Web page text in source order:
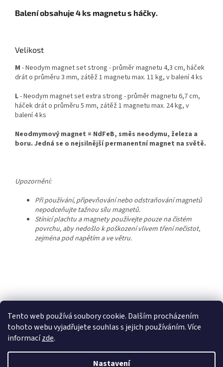
Tento web používá soubory cookie. Dalším procházením
tohoto webu vyjadřujete souhlas s jejich používáním. Více
informacízde.
Nastavení
Balení obsahuje 4 ks magnetu s háčky.
Velikost
M - Neodym magnet set strong - průměr magnetu 4,3 cm, háček
drát o průměru 3 mm, zátěž 1 magnetu max. 11 kg, v balení 4 ks
L- Neodym magnet set extra strong - průměr magnetu 6,7 cm,
háček drát o průměru 5 mm, zátěž 1 magnetu max. 24 kg, v
balení 4 ks
Neodmymový magnet = NdFeB, směs neodymu, železa a
boru. Jedná se o nejsilnější permanentní magnet na světě.
Upozornění:
Při používání, připevňování nebo odstraňování magnetů
nepodceňujte tažnou sílu magnetů.
Stínicí plachtu a magnety používejte pouze na čistém
povrchu, aby nedošlo k poškození vlivem tření nečistot,
zejména pod napětím a ve větru.
á